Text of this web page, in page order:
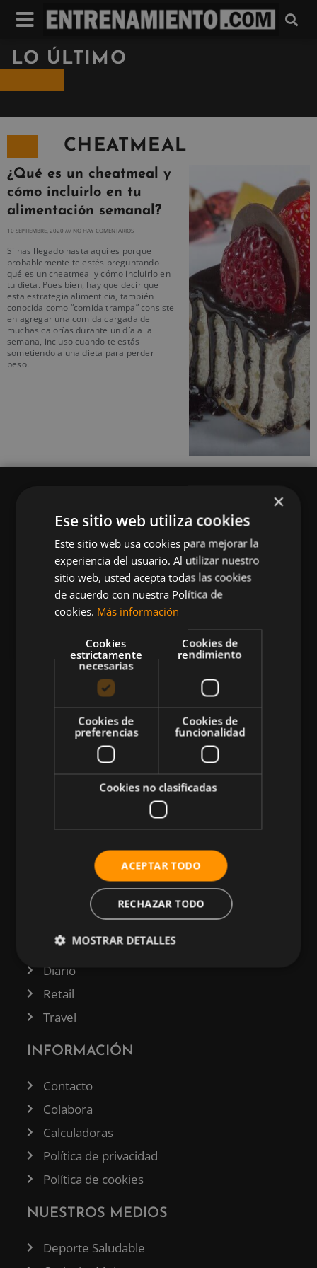
LO ÚLTIMO
CHEATMEAL
¿Qué es un cheatmeal y
cómo incluirlo en tu
alimentación semanal?
10 SEPTIEMBRE, 2020 NO HAY COMENTARIOS
Si has llegado hasta aquí es porque
probablemente te estés preguntando
qué es un cheatmeal y cómo incluirlo en
tu dieta. Pues bien, hay que decir que
esta estrategia alimenticia, también
conocida como “comida trampa” consiste
en agregar una comida cargada de
muchas calorías durante un día a la
semana, incluso cuando te estás
sometiendo a una dieta para perder
peso.
Queremos mantenerte al día en temas de
deportes, fitness, nutrición, salud, recetas
saludables y tecnología aplicada al deporte y la
vida sana.
CATEGORÍAS
Atletismo
Musculación
Más Deportes
Tecnología
Diario
Retail
Travel
INFORMACIÓN
Contacto
Colabora
Calculadoras
Política de privacidad
Política de cookies
NUESTROS MEDIOS
Deporte Saludable
×
Ese sitio web utiliza cookies
Este sitio web usa cookies para mejorar la
experiencia del usuario. Al utilizar nuestro
sitio web, usted acepta todas las cookies
de acuerdo con nuestra Política de
cookies. Más información
Cookies
estrictamente
necesarias
Cookies de
rendimiento
Cookies de
preferencias
Cookies de
funcionalidad
Cookies no clasificadas
ACEPTAR TODO
RECHAZAR TODO
MOSTRAR DETALLES